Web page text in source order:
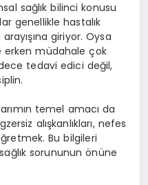
sağlık bilinci konusu
genellikle hastalık
giriyor. Oysa
erken müdahale çok
tedavi edici değil,
temel amacı da
alışkanlıkları, nefes
Bu bilgileri
sağlık sorununun önüne